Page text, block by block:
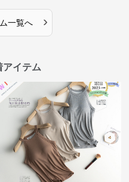
一覧へ ›
アイテム